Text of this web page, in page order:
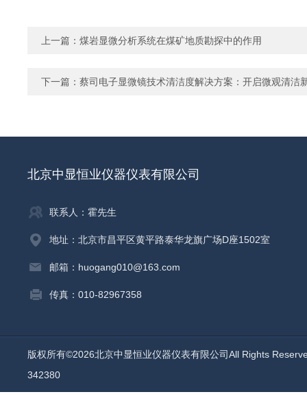
上一篇： 煤岩显微分析系统在煤矿地质勘探中的作用
下一篇： 蔡司电子显微镜技术清洁度解决方案：开启微观清洁
北京中显恒业仪器仪表有限公司
联系人：霍先生
地址：北京市昌平区黄平路泰华龙旗广场D座1502室
邮箱：huogang010@163.com
传真：010-82967358
版权所有©2026北京中显恒业仪器仪表有限公司All Rights
342380